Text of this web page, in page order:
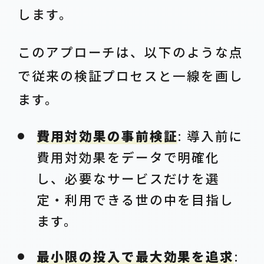
します。
このアプローチは、以下のような点
で従来の検証プロセスと一線を画し
ます。
費用対効果の事前検証: 導入前に
費用対効果をデータで明確化
し、必要なサービスだけを選
定・利用できる世の中を目指し
ます。
最小限の投入で最大効果を追求: